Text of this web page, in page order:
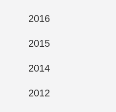
2016
2015
2014
2012